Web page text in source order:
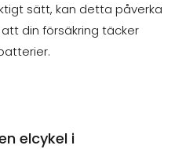
sätt, kan detta påverka
din försäkring täcker
elcykel i